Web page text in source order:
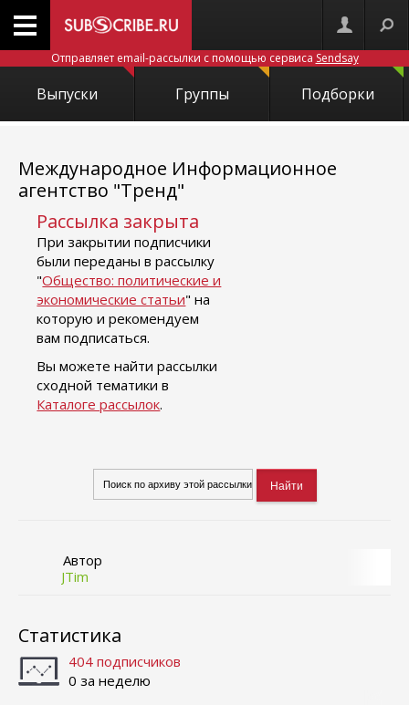
Отправляет email-рассылки с помощью сервиса Sendsay
Выпуски Группы Подборки
Международное Информационное
агентство "Тренд"
Рассылка закрыта
При закрытии подписчики
были переданы в рассылку
"Общество: политические и
экономические статьи" на
которую и рекомендуем
вам подписаться.
Вы можете найти рассылки
сходной тематики в
Каталоге рассылок.
Автор
JTim
Статистика
404 подписчиков
0 за неделю